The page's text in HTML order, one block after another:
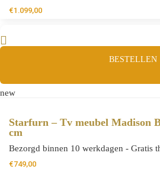
€1.099,00
BESTELLEN
new
Starfurn – Tv meubel Madison
cm
Bezorgd binnen 10 werkdagen - Gratis
€749,00